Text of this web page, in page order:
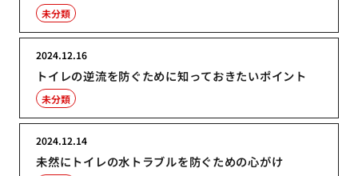
未分類
トイレの逆流を防ぐために知っておきたいポイント
2024.12.16
未分類
未然にトイレの水トラブルを防ぐための心がけ
2024.12.14